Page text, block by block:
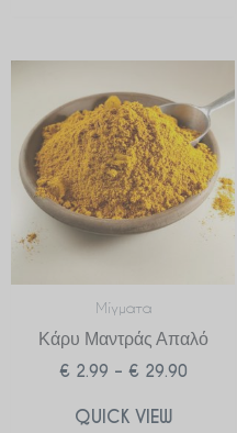
Μίγματα
Κάρυ Μαντράς Απαλό
€ 2.99 – € 29.90
range:
€ 2.99
through
€ 29.90
QUICK VIEW